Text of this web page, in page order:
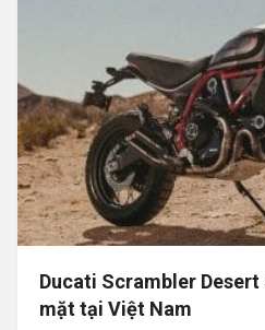
Ducati Scrambler
mặt tại Việt Nam